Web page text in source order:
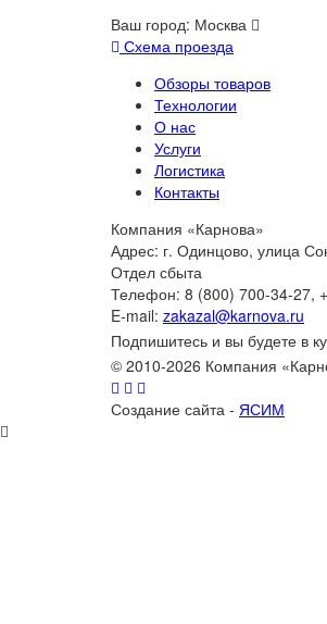
Ваш город: Москва
Схема проезда
Обзоры товаров
Технологии
О нас
Услуги
Логистика
Контакты
Компания «Карнова»
Адрес: г. Одинцово, улица
Отдел сбыта
Телефон: 8 (800) 700-34-27,
E-mail: zakazal@karnova.ru
Подпишитесь и вы будете в
© 2010-2026 Компания
Создание сайта - ЯСИМ